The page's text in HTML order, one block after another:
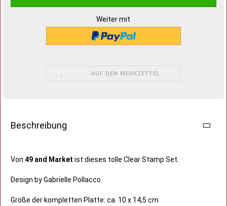
Weiter mit
AUF DEN MERKZETTEL
Beschreibung
Von 49 and Market ist dieses tolle Clear Stamp Set.
Design by Gabrielle Pollacco
Größe der kompletten Platte: ca. 10 x 14,5 cm